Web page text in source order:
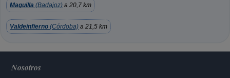
Maguilla (Badajoz) a 20,7 km
Valdeinfierno (Córdoba) a 21,5 km
Nosotros